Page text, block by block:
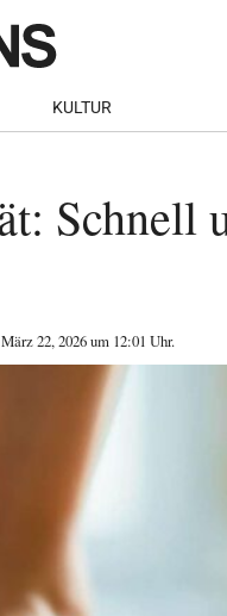
KULTUR
Schnell
22, 2026 um 12:01 Uhr.